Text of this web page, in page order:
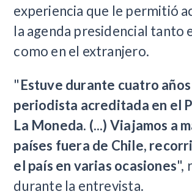
experiencia que le permitió
la agenda presidencial tanto
como en el extranjero.
"Estuve durante cuatro
periodista acreditada en el
La Moneda. (...) Viajamos a
países fuera de Chile,
el país en varias ocasiones",
durante la entrevista.